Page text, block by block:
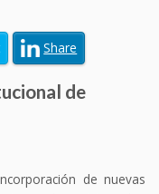
Share
de
de nuevas